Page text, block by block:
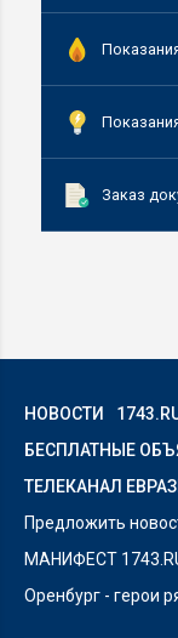
Заказ
НОВОСТИ
БЕСПЛАТНЫЕ
ТЕЛЕКАНАЛ
Предложить
МАНИФЕСТ
Оренбург - герои